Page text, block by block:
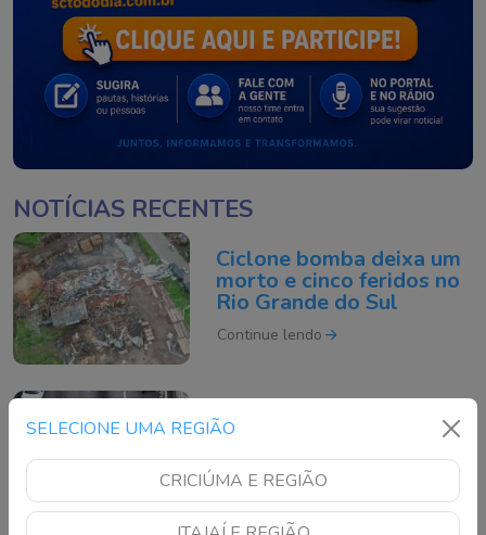
SELECIONE UMA REGIÃO
CRICIÚMA E REGIÃO
NOTÍCIAS RECENTES
Ciclone bomba deixa um
morto e cinco feridos no
Rio Grande do Sul
Continue lendo
Motociclista morre após
acidente grave na BR-
101 em São José
Continue lendo